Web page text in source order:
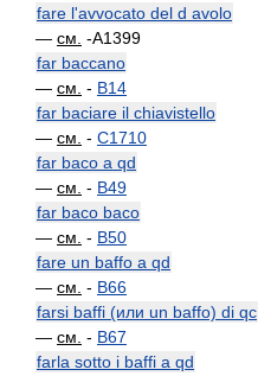
fare l'avvocato del d avolo
— см. -A1399
far baccano
— см. - B14
far baciare il chiavistello
— см. - C1710
far baco a qd
— см. - B49
far baco baco
— см. - B50
fare un baffo a qd
— см. - B66
farsi baffi (или un baffo) di qc
— см. - B67
farla sotto i baffi a qd